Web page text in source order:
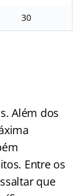
30
Além dos
Entre os
que